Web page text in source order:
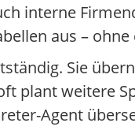
interne
aus –
Sie
plant weitere
Agent